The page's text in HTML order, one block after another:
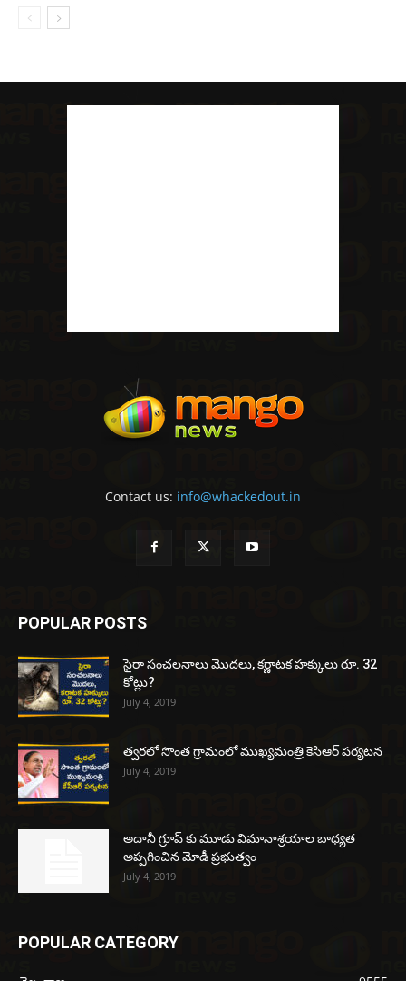
Contact us: info@whackedout.in
POPULAR POSTS
సైరా సంచలనాలు మొదలు, కర్ణాటక హక్కులు రూ. 32
కోట్లు?
July 4, 2019
త్వరలో సొంత గ్రామంలో ముఖ్యమంత్రి కెసిఆర్ పర్యటన
July 4, 2019
అదానీ గ్రూప్ కు మూడు విమానాశ్రయాల బాధ్యత
అప్పగించిన మోడీ ప్రభుత్వం
July 4, 2019
POPULAR CATEGORY